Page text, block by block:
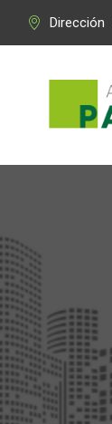
Dirección